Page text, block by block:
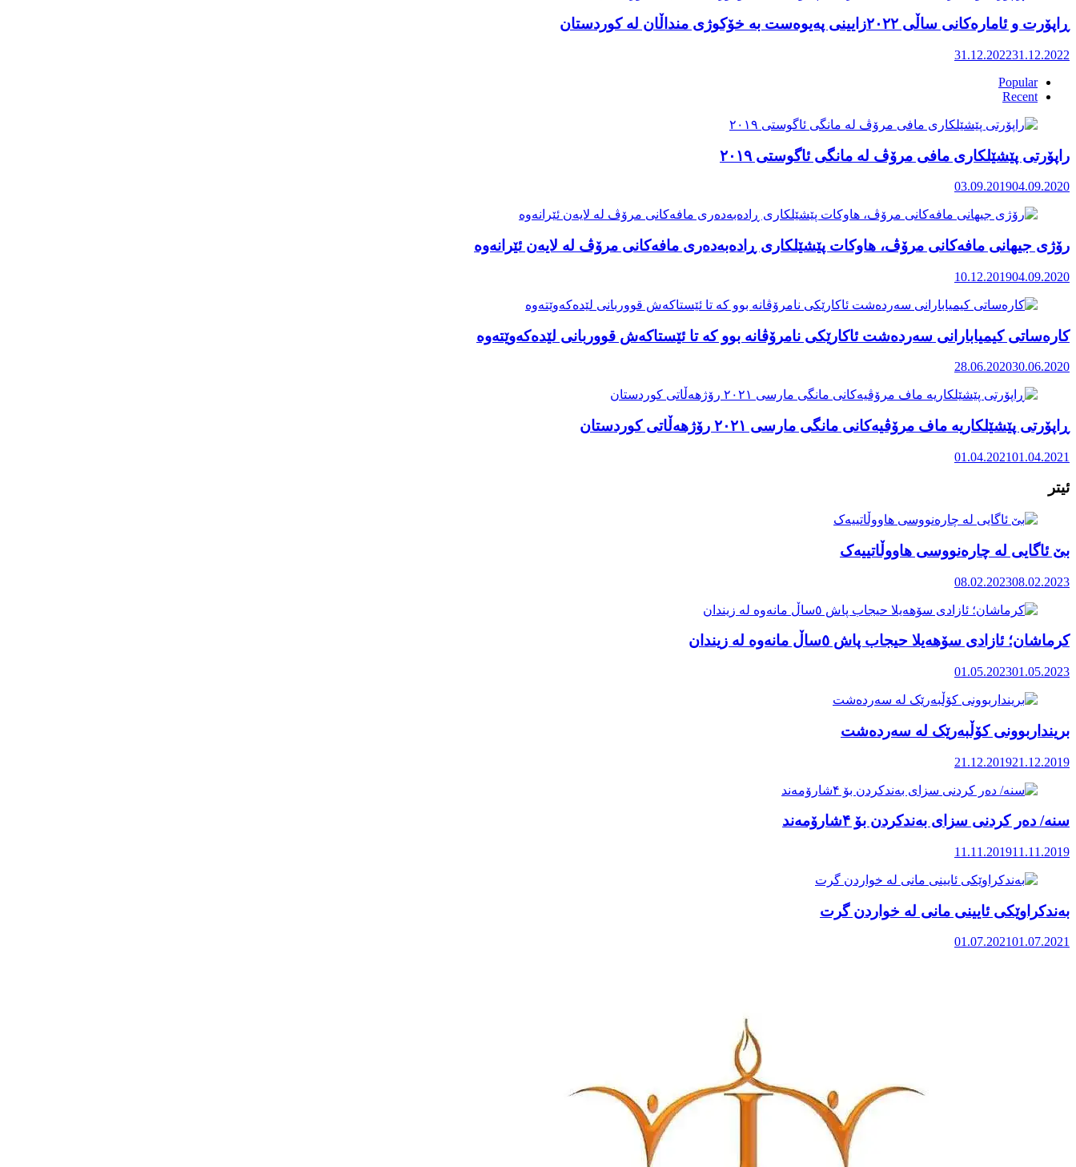
ڕاپۆرت و ئامارەکانی ساڵی ٢٠٢٢زایینی پەیوەست بە خۆکوژی منداڵان لە کوردستان
31.12.202231.12.2022
Popular
Recent
راپۆرتی پێشێلكاری مافی مرۆڤ له‌ مانگی ئاگوستی ٢٠١٩
03.09.201904.09.2020
رۆژی جیهانی مافەکانی مرۆڤ، هاوکات پێشێلکاری ڕادەبەدەری مافەکانی مرۆڤ لە لایەن ئێرانەوە
10.12.201904.09.2020
کارەساتی کیمیابارانی سەردەشت ئاکارێکی نامرۆڤانە بوو کە تا ئێستاکەش قووربانی لێدەکەوێتەوە
28.06.202030.06.2020
ڕاپۆرتی پێشێلکاریە ماف مرۆڤیەکانی مانگی مارسی ٢٠٢١ رۆژهەڵاتی کوردستان
01.04.202101.04.2021
ئیتر
بێ ئاگایی لە چارەنووسی هاووڵاتییەک
08.02.202308.02.2023
کرماشان؛ ئازادی سۆهەیلا حیجاب پاش ٥ساڵ مانەوە لە زیندان
01.05.202301.05.2023
برینداربوونی کۆڵبەرێک لە سەردەشت
21.12.201921.12.2019
سنه‌/ ده‌ر كردنی سزای به‌ندكردن بۆ ۴شارۆمه‌ند
11.11.201911.11.2019
بەندکراوێکی ئایینی مانی لە خواردن گرت
01.07.202101.07.2021